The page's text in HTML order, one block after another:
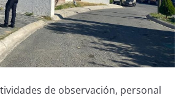
de observación, personal